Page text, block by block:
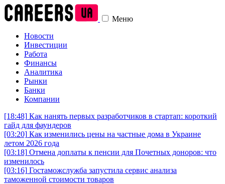
Меню
Новости
Инвестиции
Работа
Финансы
Аналитика
Рынки
Банки
Компании
[18:48] Как нанять первых разработчиков в стартап: короткий
гайд для фаундеров
[03:20] Как изменились цены на частные дома в Украине
летом 2026 года
[03:18] Отмена доплаты к пенсии для Почетных доноров: что
изменилось
[03:16] Гостаможслужба запустила сервис анализа
таможенной стоимости товаров